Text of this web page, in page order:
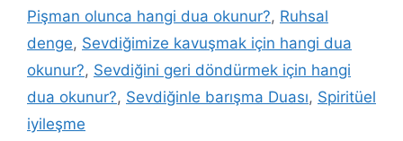
Pişman olunca hangi dua okunur?, Ruhsal
denge, Sevdiğimize kavuşmak için hangi dua
okunur?, Sevdiğini geri döndürmek için hangi
dua okunur?, Sevdiğinle barışma Duası, Spiritüel
iyileşme